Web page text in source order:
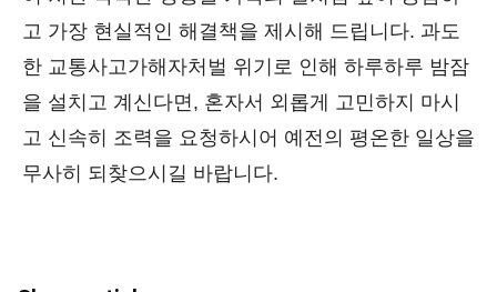
고 가장 현실적인 해결책을 제시해 드립니다. 과도
한 교통사고가해자처벌 위기로 인해 하루하루 밤잠
을 설치고 계신다면, 혼자서 외롭게 고민하지 마시
고 신속히 조력을 요청하시어 예전의 평온한 일상을
무사히 되찾으시길 바랍니다.